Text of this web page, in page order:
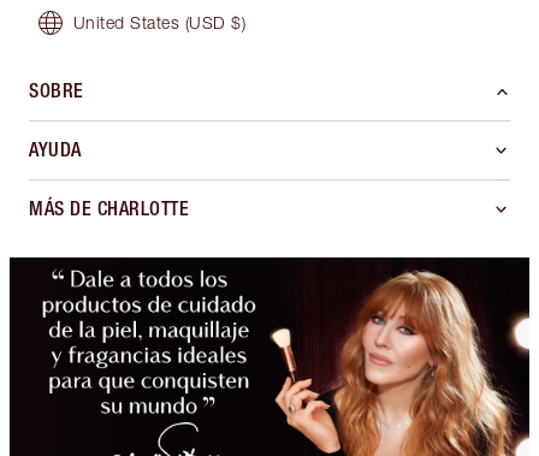
United States (USD $)
SOBRE
AYUDA
MÁS DE CHARLOTTE